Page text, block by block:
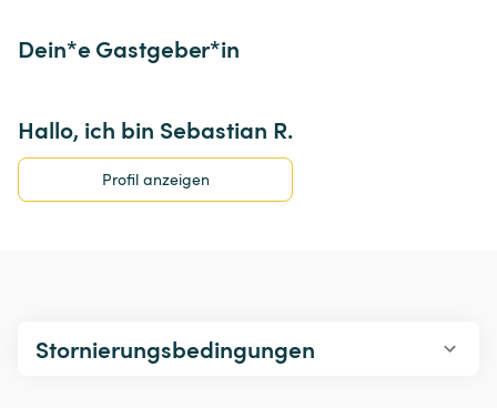
Dein*e Gastgeber*in
Hallo, ich bin Sebastian R.
Profil anzeigen
Stornierungsbedingungen